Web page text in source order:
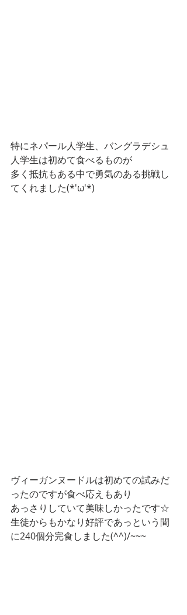
特にネパール人学生、バングラデシュ
人学生は初めて食べるものが
多く抵抗もある中で勇気のある挑戦し
てくれました(*'ω'*)
ヴィーガンヌードルは初めての試みだ
ったのですが食べ応えもあり
あっさりしていて美味しかったです☆
生徒からもかなり好評であっという間
に240個分完食しました(^^)/~~~